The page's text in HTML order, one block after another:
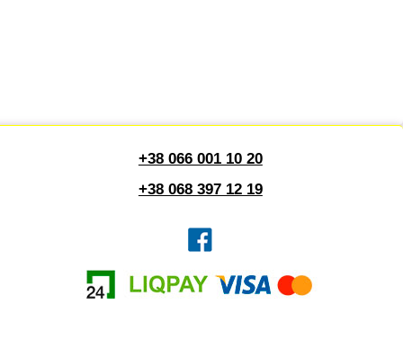
+38 066 001 10 20
+38 068 397 12 19